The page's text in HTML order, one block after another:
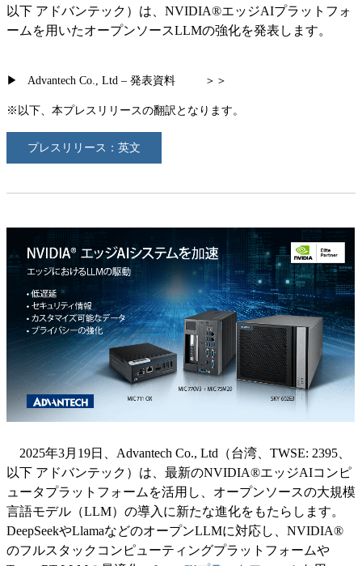
以下 アドバンテック）は、NVIDIA®エッジAIプラットフォ
ームを用いたオープンソースLLMの強化を発表します。
▶ Advantech Co., Ltd – 発表資料 ＞＞
※以下、本プレスリリースの翻訳となります。
プレスリリース：英文
2025年3月19日、Advantech Co., Ltd（台湾、TWSE: 2395、
以下 アドバンテック）は、最新のNVIDIA®エッジAIコンピ
ュータプラットフォームを活用し、オープンソースの大規模
言語モデル（LLM）の導入に新たな進化をもたらします。
DeepSeekやLlamaなどのオープンLLMに対応し、NVIDIA®
のフルスタックコンピューティングプラットフォームや